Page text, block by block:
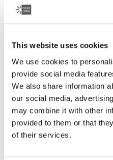
This website uses cookies
We use cookies to
provide social media
We also share information
our social media,
may combine it with other
provided to them or that
of their services.
Esta colección versátil
detalles contemporáneos
Ver colección
Se abre en una